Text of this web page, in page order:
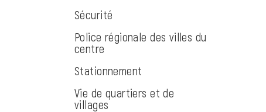
Sécurité
Police régionale des villes du
centre
Stationnement
Vie de quartiers et de
villages